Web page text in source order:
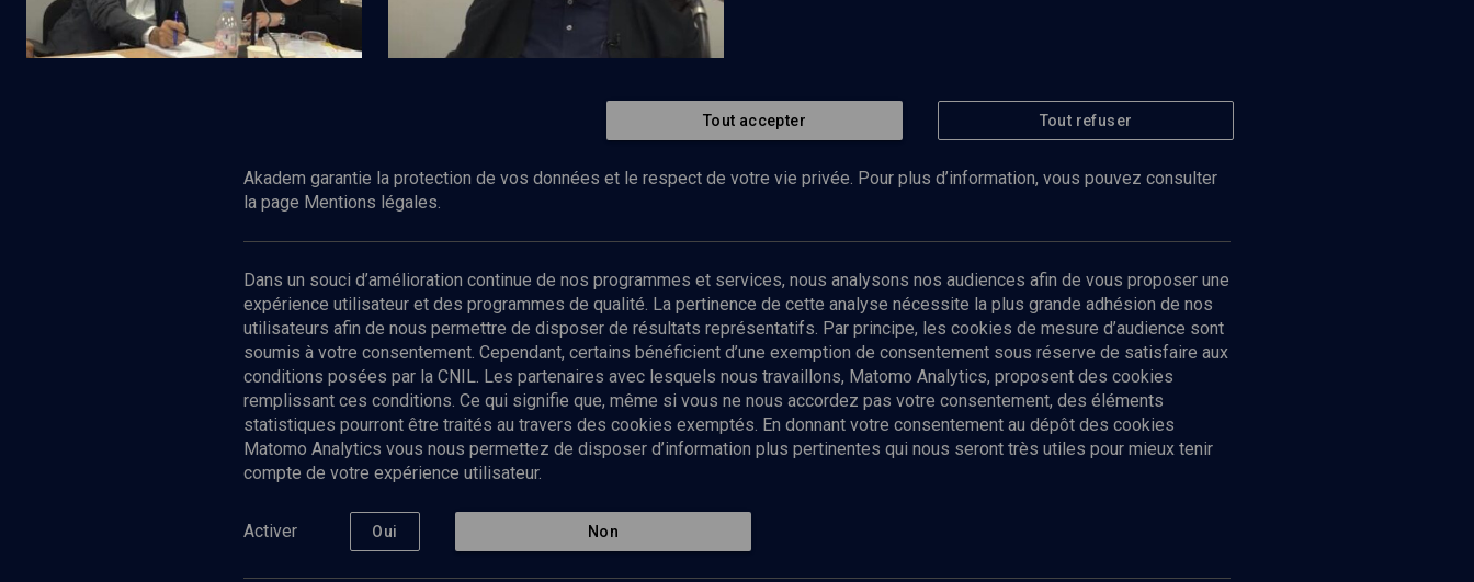
Regarder
Le sionisme n’est pas une idéologie
Abonnez-vous à notre newsletter
Envoyer
Nos Chaines
Culture
Politique de protection des données
personnelles
Tout accepter Tout refuser
Akadem garantie la protection de vos données et le respect de votre vie privée. Pour plus d’information, vous pouvez consulter
la page Mentions légales.
Dans un souci d’amélioration continue de nos programmes et services, nous analysons nos audiences afin de vous proposer une
expérience utilisateur et des programmes de qualité. La pertinence de cette analyse nécessite la plus grande adhésion de nos
utilisateurs afin de nous permettre de disposer de résultats représentatifs. Par principe, les cookies de mesure d’audience sont
soumis à votre consentement. Cependant, certains bénéficient d’une exemption de consentement sous réserve de satisfaire aux
conditions posées par la CNIL. Les partenaires avec lesquels nous travaillons, Matomo Analytics, proposent des cookies
remplissant ces conditions. Ce qui signifie que, même si vous ne nous accordez pas votre consentement, des éléments
statistiques pourront être traités au travers des cookies exemptés. En donnant votre consentement au dépôt des cookies
Matomo Analytics vous nous permettez de disposer d’information plus pertinentes qui nous seront très utiles pour mieux tenir
compte de votre expérience utilisateur.
Activer Oui Non